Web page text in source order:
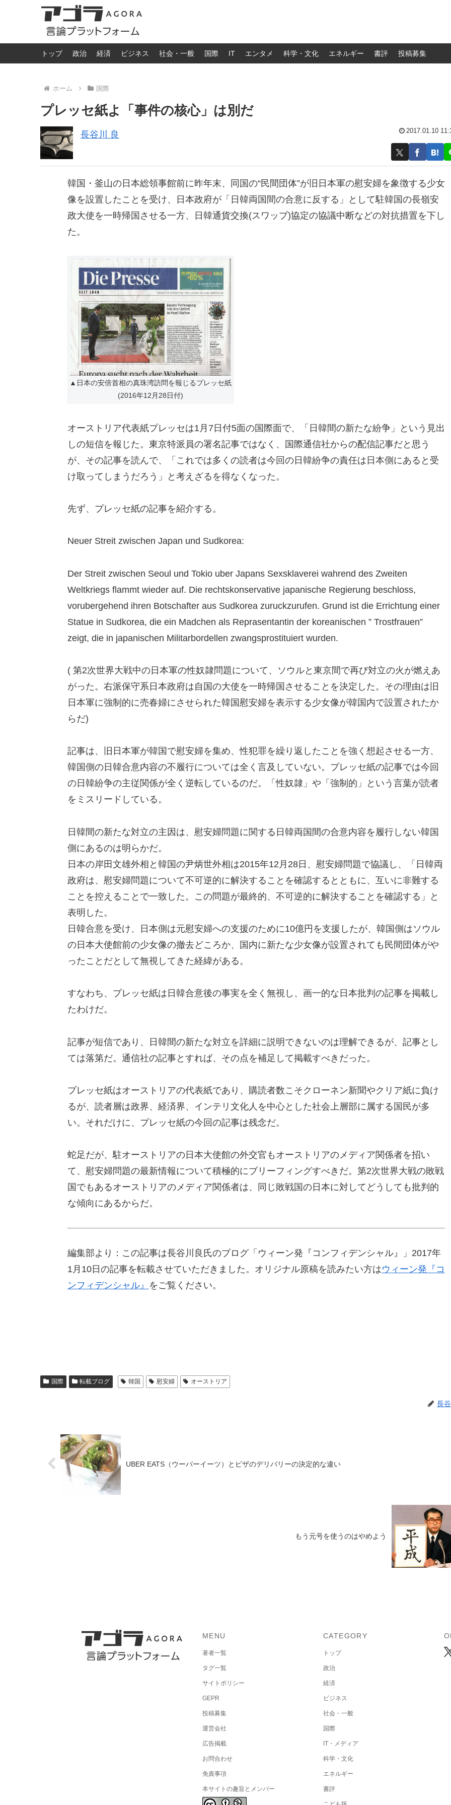
トップ 政治 経済 ビジネス 社会・一般 国際 IT エンタメ 科学・文化 エネルギー 書評 投稿募集
ホーム 国際
プレッセ紙よ「事件の核心」は別だ
長谷川 良 2017.01.10
韓国・釜山の日本総領事館前に昨年末、同国の“民間団体”が旧日本軍の慰安婦を象徴する少女
像を設置したことを受け、日本政府が「日韓両国間の合意に反する」として駐韓国の長嶺安
政大使を一時帰国させる一方、日韓通貨交換(スワップ)協定の協議中断などの対抗措置を下し
た。
▲日本の安倍首相の真珠湾訪問を報じるプレッセ紙
(2016年12月28日付)
オーストリア代表紙プレッセは1月7日付5面の国際面で、「日韓間の新たな紛争」という見出
しの短信を報じた。東京特派員の署名記事ではなく、国際通信社からの配信記事だと思う
が、その記事を読んで、「これでは多くの読者は今回の日韓紛争の責任は日本側にあると受
け取ってしまうだろう」と考えざるを得なくなった。
先ず、プレッセ紙の記事を紹介する。
Neuer Streit zwischen Japan und Sudkorea:
Der Streit zwischen Seoul und Tokio uber Japans Sexsklaverei wahrend des Zweiten
Weltkriegs flammt wieder auf. Die rechtskonservative japanische Regierung beschloss,
vorubergehend ihren Botschafter aus Sudkorea zuruckzurufen. Grund ist die Errichtung einer
Statue in Sudkorea, die ein Madchen als Reprasentantin der koreanischen ” Trostfrauen”
zeigt, die in japanischen Militarbordellen zwangsprostituiert wurden.
( 第2次世界大戦中の日本軍の性奴隷問題について、ソウルと東京間で再び対立の火が燃えあ
がった。右派保守系日本政府は自国の大使を一時帰国させることを決定した。その理由は旧
日本軍に強制的に売春婦にさせられた韓国慰安婦を表示する少女像が韓国内で設置されたか
らだ)
記事は、旧日本軍が韓国で慰安婦を集め、性犯罪を繰り返したことを強く想起させる一方、
韓国側の日韓合意内容の不履行については全く言及していない。プレッセ紙の記事では今回
の日韓紛争の主従関係が全く逆転しているのだ。「性奴隷」や「強制的」という言葉が読者
をミスリードしている。
日韓間の新たな対立の主因は、慰安婦問題に関する日韓両国間の合意内容を履行しない韓国
側にあるのは明らかだ。
日本の岸田文雄外相と韓国の尹炳世外相は2015年12月28日、慰安婦問題で協議し、「日韓両
政府は、慰安婦問題について不可逆的に解決することを確認するとともに、互いに非難する
ことを控えることで一致した。この問題が最終的、不可逆的に解決することを確認する」と
表明した。
日韓合意を受け、日本側は元慰安婦への支援のために10億円を支援したが、韓国側はソウル
の日本大使館前の少女像の撤去どころか、国内に新たな少女像が設置されても民間団体がや
ったことだとして無視してきた経緯がある。
すなわち、プレッセ紙は日韓合意後の事実を全く無視し、画一的な日本批判の記事を掲載し
たわけだ。
記事が短信であり、日韓間の新たな対立を詳細に説明できないのは理解できるが、記事とし
ては落第だ。通信社の記事とすれば、その点を補足して掲載すべきだった。
プレッセ紙はオーストリアの代表紙であり、購読者数こそクローネン新聞やクリア紙に負け
るが、読者層は政界、経済界、インテリ文化人を中心とした社会上層部に属する国民が多
い。それだけに、プレッセ紙の今回の記事は残念だ。
蛇足だが、駐オーストリアの日本大使館の外交官もオーストリアのメディア関係者を招い
て、慰安婦問題の最新情報について積極的にブリーフィングすべきだ。第2次世界大戦の敗戦
国でもあるオーストリアのメディア関係者は、同じ敗戦国の日本に対してどうしても批判的
な傾向にあるからだ。
編集部より：この記事は長谷川良氏のブログ「ウィーン発『コンフィデンシャル』」2017年
1月10日の記事を転載させていただきました。オリジナル原稿を読みたい方はウィーン発『コ
ンフィデンシャル』
をご覧ください。
国際 転載ブログ 韓国 慰安婦 オーストリア
長
UBER EATS（ウーバーイーツ）とピザのデリバリーの決定的な違い
もう元号を使うのはやめよう
MENU
著者一覧
タグ一覧
サイトポリシー
GEPR
投稿募集
運営会社
広告掲載
お問合わせ
免責事項
本サイトの趣旨とメンバー
CATEGORY
トップ
政治
経済
ビジネス
社会・一般
国際
IT・メディア
科学・文化
エネルギー
書評